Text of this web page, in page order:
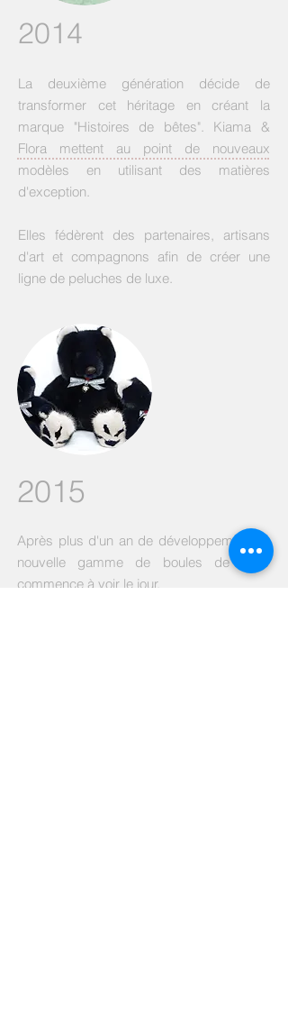
2014
La deuxième génération décide de
transformer cet héritage en créant la
marque "Histoires de bêtes". Kiama &
Flora mettent au point de nouveaux
modèles en utilisant des matières
d'exception.
Elles fédèrent des partenaires, artisans
d'art et compagnons afin de créer une
ligne de peluches de luxe.
2015
Après plus d'un an de développement, la
nouvelle gamme de boules de poils
commence à voir le jour.